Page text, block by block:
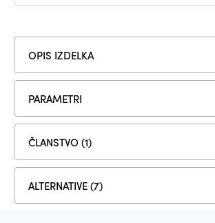
OPIS IZDELKA
PARAMETRI
ČLANSTVO (1)
ALTERNATIVE (7)